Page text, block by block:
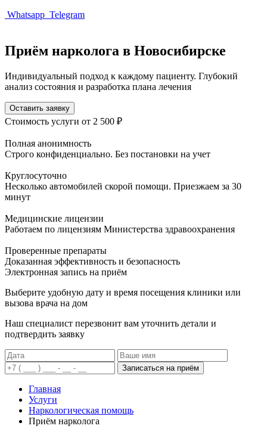
Whatsapp Telegram
Приём нарколога в Новосибирске
Индивидуальный подход к каждому пациенту. Глубокий
анализ состояния и разработка плана лечения
Оставить заявку
Стоимость услуги от 2 500 ₽
Полная анонимность
Строго конфиденциально. Без постановки на учет
Круглосуточно
Несколько автомобилей скорой помощи. Приезжаем за 30
минут
Медицинские лицензии
Работаем по лицензиям Министерства здравоохранения
Проверенные препараты
Доказанная эффективность и безопасность
Электронная запись на приём
Выберите удобную дату и время посещения клиники или
вызова врача на дом
Наш специалист перезвонит вам уточнить детали и
подтвердить заявку
Записаться на приём
Главная
Услуги
Наркологическая помощь
Приём нарколога